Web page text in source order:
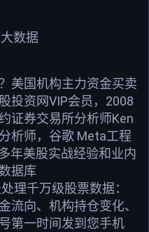
数据
美国机构主力资金买卖
投资网VIP会员，2008
证券交易所分析师Ken
析师，谷歌 Meta工程
年美股实战经验和业内
据库
理千万级股票数据：
流向、机构持仓变化、
第一时间发到您手机